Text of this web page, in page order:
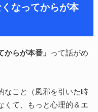
なってからが本
からが本番」 って話がめ
なこと（風邪を引いた時
くて、もっと心理的＆エ